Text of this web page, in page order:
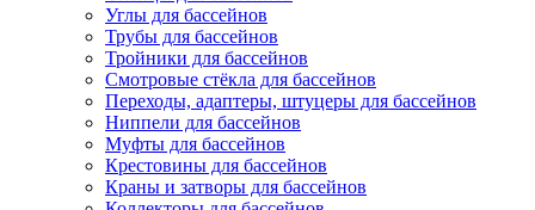
Углы для бассейнов
Трубы для бассейнов
Тройники для бассейнов
Смотровые стёкла для бассейнов
Переходы, адаптеры, штуцеры для бассейнов
Ниппели для бассейнов
Муфты для бассейнов
Крестовины для бассейнов
Краны и затворы для бассейнов